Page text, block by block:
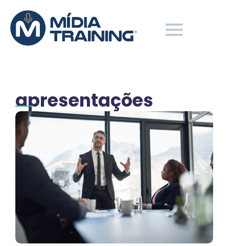
apresentações